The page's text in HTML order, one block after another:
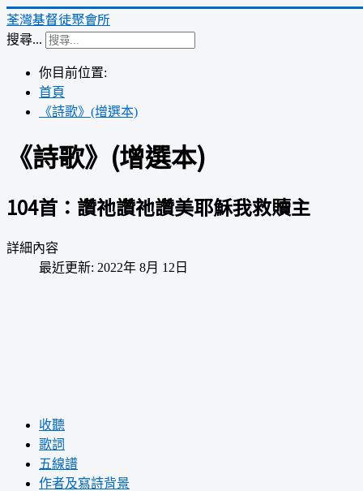
荃灣基督徒聚會所
搜尋...
你目前位置:
首頁
《詩歌》(增選本)
《詩歌》(增選本)
104首：讚祂讚祂讚美耶穌我救贖主
詳細內容
最近更新: 2022年 8月 12日
收聽
歌詞
五線譜
作者及寫詩背景